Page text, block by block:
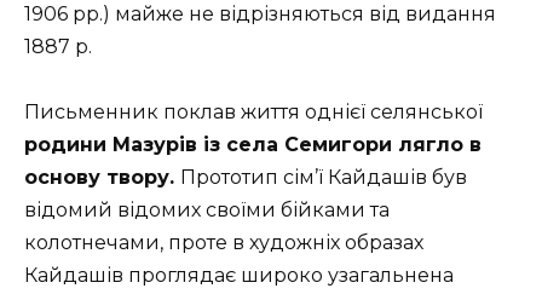
1906 рр.) майже не відрізняються від видання
1887 р.
Письменник поклав життя однієї селянської
родини Мазурів із села Семигори лягло в
основу твору. Прототип сім’ї Кайдашів був
відомий відомих своїми бійками та
колотнечами, проте в художніх образах
Кайдашів проглядає широко узагальнена